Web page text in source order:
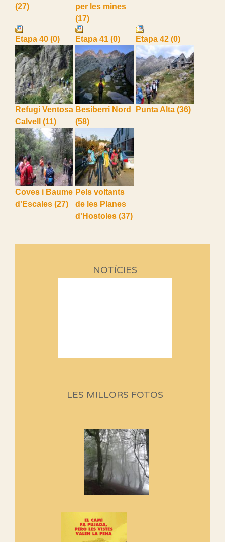
(27)
per les mines
(17)
Etapa 40 (0) Etapa 41 (0) Etapa 42 (0)
Refugi Ventosa
Calvell (11)
Besiberri Nord
(58)
Punta Alta (36)
Coves i Baume
d'Escales (27)
Pels voltants
de les Planes
d'Hostoles (37)
NOTÍCIES
programació d'aquest any
Si no podem caminar, alguna
cosa hem de fer...
Els Centpeus signen el
Manifest a favor dels Camins
adhereix-te al manifest!
LES MILLORS FOTOS